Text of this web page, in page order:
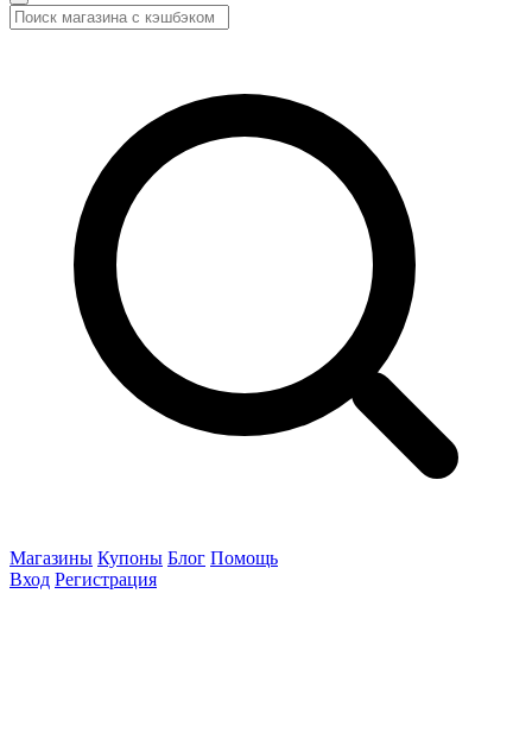
Магазины Купоны Блог Помощь
Вход Регистрация